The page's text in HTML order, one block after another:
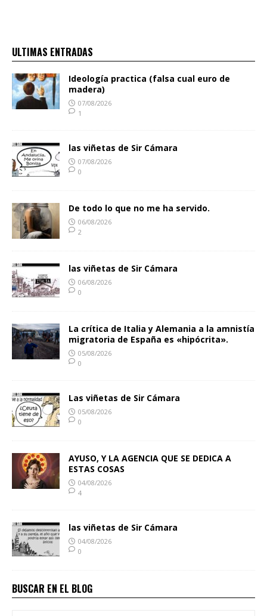
ULTIMAS ENTRADAS
Ideología practica (falsa cual euro de
madera)
07/08/2026
1
las viñetas de Sir Cámara
07/08/2026
0
De todo lo que no me ha servido.
06/08/2026
2
las viñetas de Sir Cámara
06/08/2026
0
La crítica de Italia y Alemania a la amnistía
migratoria de España es «hipócrita».
05/08/2026
0
Las viñetas de Sir Cámara
05/08/2026
0
AYUSO, Y LA AGENCIA QUE SE DEDICA A
ESTAS COSAS
04/08/2026
4
las viñetas de Sir Cámara
04/08/2026
0
BUSCAR EN EL BLOG